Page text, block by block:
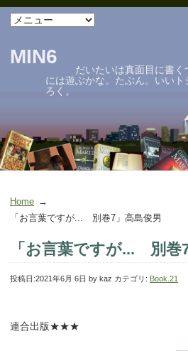
MIN6
だいたいは真面目に書くつ
には遊ぶかな。たぶん。いい
ろく。
Home
「お言葉ですが... 別巻7」高島俊男
「お言葉ですが... 別巻
投稿日:2021年6月 6日 by kaz カテゴリ: Book.21
連合出版★★★